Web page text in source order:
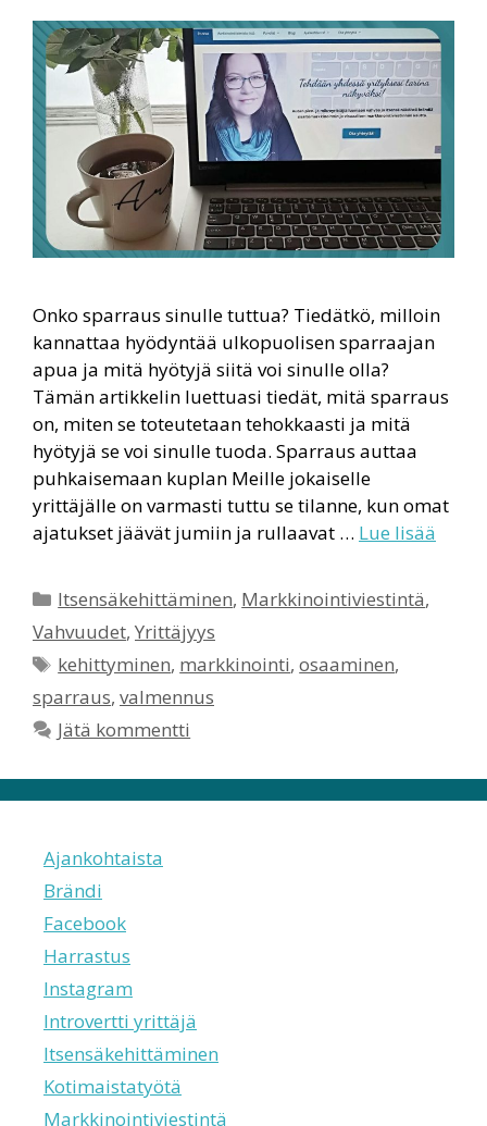
Onko sparraus sinulle tuttua? Tiedätkö, milloin
kannattaa hyödyntää ulkopuolisen sparraajan
apua ja mitä hyötyjä siitä voi sinulle olla?
Tämän artikkelin luettuasi tiedät, mitä sparraus
on, miten se toteutetaan tehokkaasti ja mitä
hyötyjä se voi sinulle tuoda. Sparraus auttaa
puhkaisemaan kuplan Meille jokaiselle
yrittäjälle on varmasti tuttu se tilanne, kun omat
ajatukset jäävät jumiin ja rullaavat … Lue lisää
Kategoriat
Itsensäkehittäminen, Markkinointiviestintä,
Vahvuudet, Yrittäjyys
Avainsanat
kehittyminen, markkinointi,osaaminen,
sparraus, valmennus
Jätä kommentti
Ajankohtaista
Brändi
Facebook
Harrastus
Instagram
Introvertti yrittäjä
Itsensäkehittäminen
Kotimaistatyötä
Markkinointiviestintä